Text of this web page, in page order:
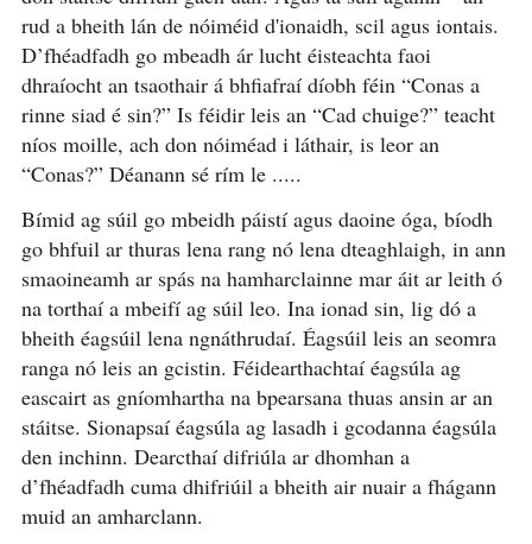
rud a bheith lán de nóiméid d'ionaidh, scil agus iontais.
D’fhéadfadh go mbeadh ár lucht éisteachta faoi
dhraíocht an tsaothair á bhfiafraí díobh féin “Conas a
rinne siad é sin?” Is féidir leis an “Cad chuige?” teacht
níos moille, ach don nóiméad i láthair, is leor an
“Conas?” Déanann sé rím le .....
Bímid ag súil go mbeidh páistí agus daoine óga, bíodh
go bhfuil ar thuras lena rang nó lena dteaghlaigh, in ann
smaoineamh ar spás na hamharclainne mar áit ar leith ó
na torthaí a mbeifí ag súil leo. Ina ionad sin, lig dó a
bheith éagsúil lena ngnáthrudaí. Éagsúil leis an seomra
ranga nó leis an gcistin. Féidearthachtaí éagsúla ag
eascairt as gníomhartha na bpearsana thuas ansin ar an
stáitse. Sionapsaí éagsúla ag lasadh i gcodanna éagsúla
den inchinn. Dearcthaí difriúla ar dhomhan a
d’fhéadfadh cuma dhifriúil a bheith air nuair a fhágann
muid an amharclann.